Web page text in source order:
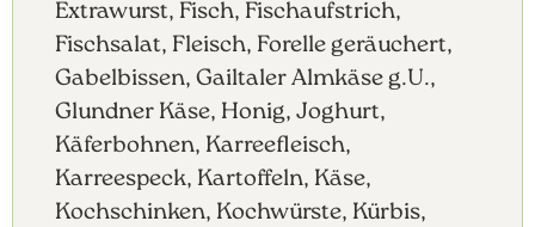
Extrawurst, Fisch, Fischaufstrich,
Fischsalat, Fleisch, Forelle geräuchert,
Gabelbissen, Gailtaler Almkäse g.U.,
Glundner Käse, Honig, Joghurt,
Käferbohnen, Karreefleisch,
Karreespeck, Kartoffeln, Käse,
Kochschinken, Kochwürste, Kürbis,